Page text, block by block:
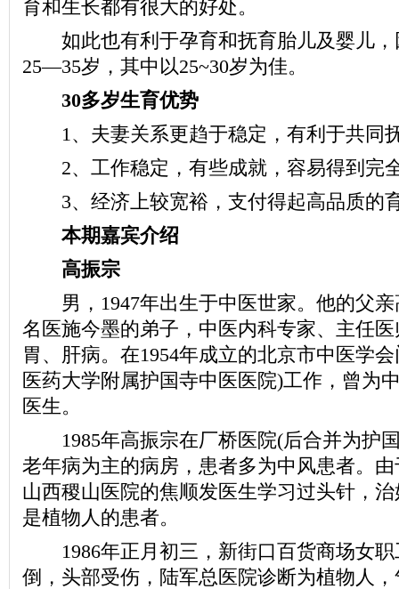
育和生长都有很大的好处。
如此也有利于孕育和抚育胎儿及婴儿，
25—35岁，其中以25~30岁为佳。
30多岁生育优势
1、夫妻关系更趋于稳定，有利于共同
2、工作稳定，有些成就，容易得到完
3、经济上较宽裕，支付得起高品质的
本期嘉宾介绍
高振宗
男，1947年出生于中医世家。他的父亲
名医施今墨的弟子，中医内科专家、主任
胃、肝病。在1954年成立的北京市中医学
医药大学附属护国寺中医医院)工作，曾为
医生。
1985年高振宗在厂桥医院(后合并为护
老年病为主的病房，患者多为中风患者。
山西稷山医院的焦顺发医生学习过头针，
是植物人的患者。
1986年正月初三，新街口百货商场女职
倒，头部受伤，陆军总医院诊断为植物人